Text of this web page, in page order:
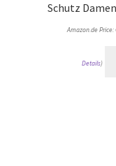
Schutz
Amazon.de Price:
Details)